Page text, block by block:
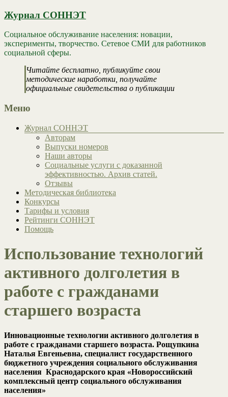
Журнал СОННЭТ
Социальное обслуживание населения: новации,
эксперименты, творчество. Сетевое СМИ для работников
социальной сферы.
Читайте бесплатно, публикуйте свои
методические наработки, получайте
официальные свидетельства о публикации
Меню
Журнал СОННЭТ
Авторам
Выпуски номеров
Наши авторы
Социальные услуги с доказанной
эффективностью. Архив статей.
Отзывы
Методическая библиотека
Конкурсы
Тарифы и условия
Рейтинги СОННЭТ
Помощь
Использование технологий
активного долголетия в
работе с гражданами
старшего возраста
Инновационные технологии активного долголетия в
работе с гражданами старшего возраста. Рощупкина
Наталья Евгеньевна, специалист государственного
бюджетного учреждения социального обслуживания
населения Краснодарского края «Новороссийский
комплексный центр социального обслуживания
населения»